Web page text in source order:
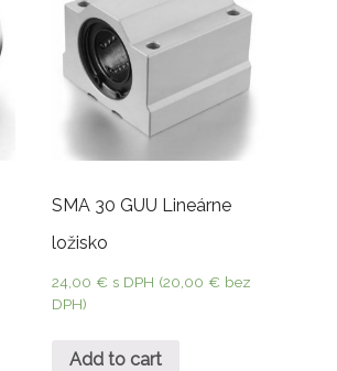
SMA 30 GUU Lineárne
ložisko
24,00€ s DPH (20,00€ bez
DPH)
Add to cart